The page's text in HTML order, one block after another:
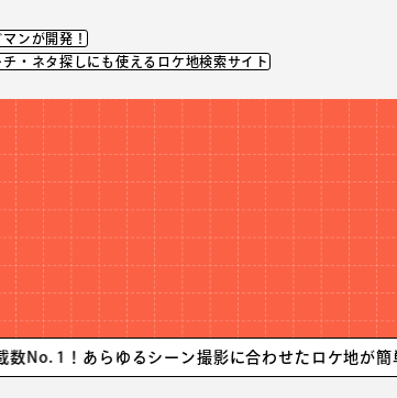
ンが開発！
チ・ネタ探しにも使えるロケ地検索サイト
あらゆるシーン撮影に合わせたロケ地が簡単に見つ